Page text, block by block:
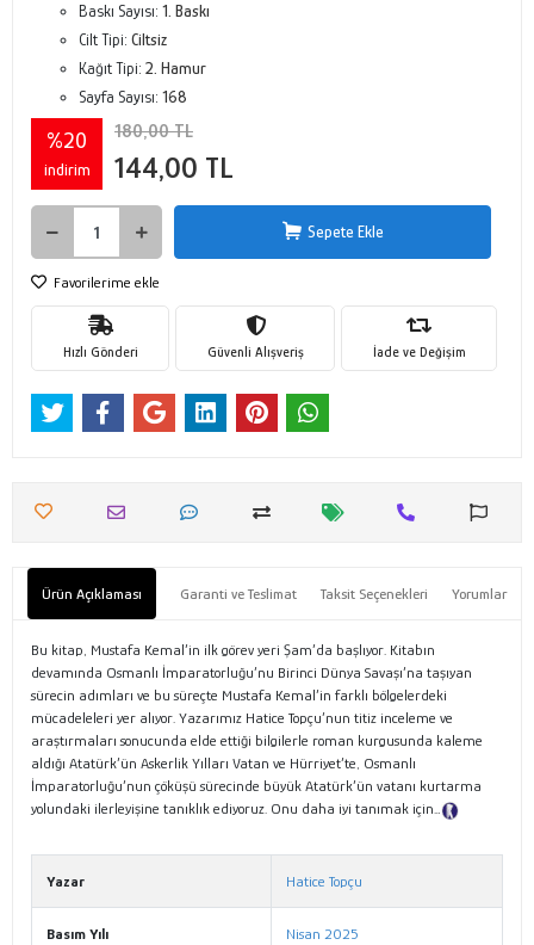
Baskı Sayısı: 1. Baskı
Cilt Tipi: Ciltsiz
Kağıt Tipi: 2. Hamur
Sayfa Sayısı: 168
%20
indirim
180,00 TL
144,00 TL
Sepete Ekle
Favorilerime ekle
Hızlı Gönderi Güvenli Alışveriş İade ve Değişim
Ürün Açıklaması Garanti ve Teslimat Taksit Seçenekleri Yorumlar
Bu kitap, Mustafa Kemal’in ilk görev yeri Şam’da başlıyor. Kitabın
devamında Osmanlı İmparatorluğu’nu Birinci Dünya Savaşı’na taşıyan
sürecin adımları ve bu süreçte Mustafa Kemal’in farklı bölgelerdeki
mücadeleleri yer alıyor. Yazarımız Hatice Topçu’nun titiz inceleme ve
araştırmaları sonucunda elde ettiği bilgilerle roman kurgusunda kaleme
aldığı Atatürk’ün Askerlik Yılları Vatan ve Hürriyet’te, Osmanlı
İmparatorluğu’nun çöküşü sürecinde büyük Atatürk’ün vatanı kurtarma
yolundaki ilerleyişine tanıklık ediyoruz. Onu daha iyi tanımak için…
Yazar Hatice Topçu
Basım Yılı Nisan 2025